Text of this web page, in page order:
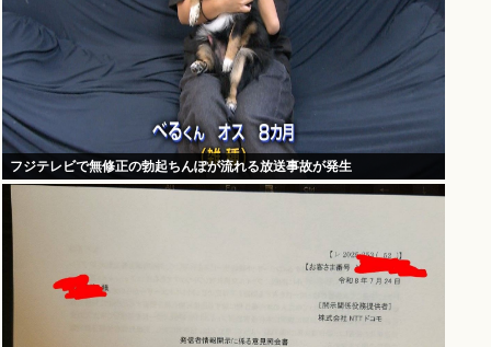
フジテレビで無修正の勃起ちんぽが流れる放送事故が発生